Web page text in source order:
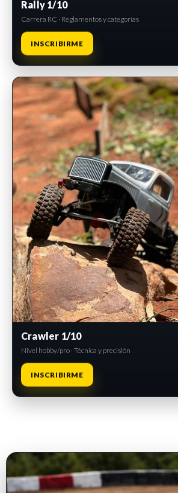
Rally 1/10
Carrera RC · Reglamentos y categorías
INSCRIBIRME
INSCRIPCIONES ABIERTAS
Crawler 1/10
Nivel hobby/pro · Técnica y precisión
INSCRIBIRME